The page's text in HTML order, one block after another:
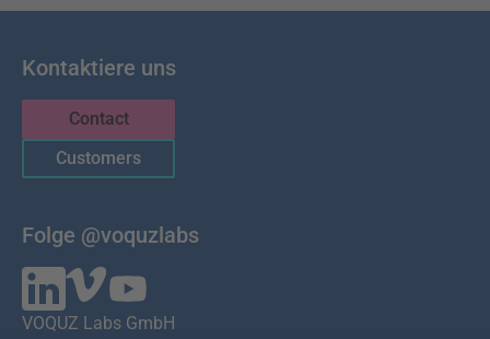
Kontaktiere uns
Contact
Customers
Folge @voquzlabs
VOQUZ Labs GmbH